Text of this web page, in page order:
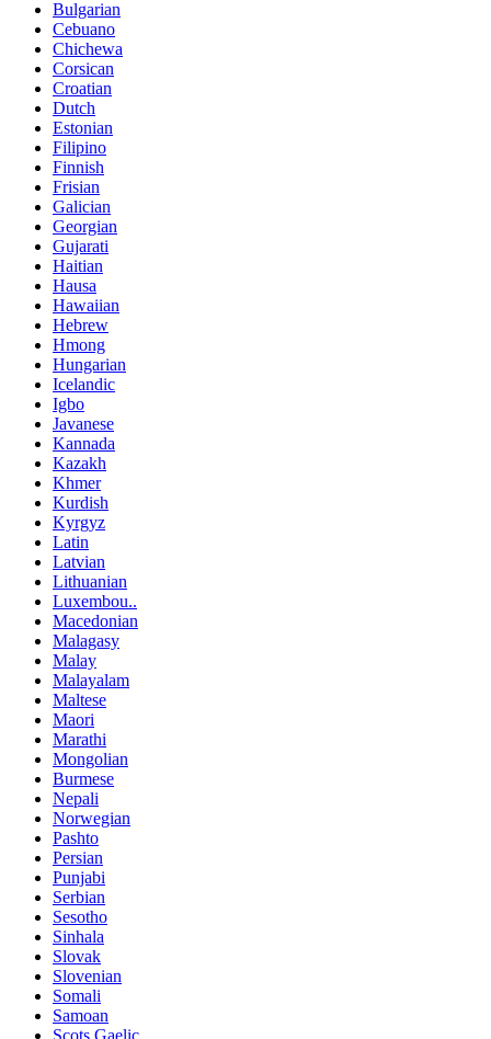
Bulgarian
Cebuano
Chichewa
Corsican
Croatian
Dutch
Estonian
Filipino
Finnish
Frisian
Galician
Georgian
Gujarati
Haitian
Hausa
Hawaiian
Hebrew
Hmong
Hungarian
Icelandic
Igbo
Javanese
Kannada
Kazakh
Khmer
Kurdish
Kyrgyz
Latin
Latvian
Lithuanian
Luxembou..
Macedonian
Malagasy
Malay
Malayalam
Maltese
Maori
Marathi
Mongolian
Burmese
Nepali
Norwegian
Pashto
Persian
Punjabi
Serbian
Sesotho
Sinhala
Slovak
Slovenian
Somali
Samoan
Scots Gaelic